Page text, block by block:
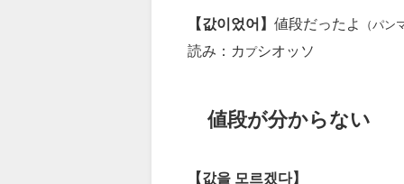
【값이었어】 値段だったよ （パン
読み：カ プシオッソ
値段が分からない
【값을 모르겠다】